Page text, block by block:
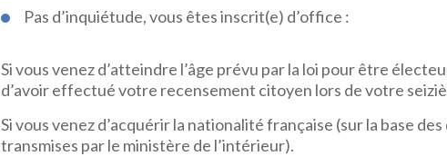
Pas d’inquiétude, vous êtes inscrit(e) d’office :
Si vous venez d’atteindre l’âge prévu par la loi pour être
d’avoir effectué votre recensement citoyen lors de votre
Si vous venez d’acquérir la nationalité française (sur la base
transmises par le ministère de l’intérieur).